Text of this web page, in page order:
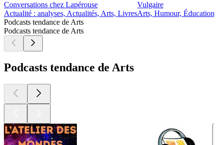
Conversations chez Lapérouse
Actualité : analyses, Actualités, Arts, Livres
Vulgaire
Arts, Humour, Éducation
Podcasts tendance de Arts
Podcasts tendance de Arts
Podcasts tendance de Arts